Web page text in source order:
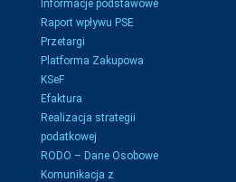
Informacje podstawowe
Raport wpływu PSE
Przetargi
Platforma Zakupowa
KSeF
Efaktura
Realizacja strategii
podatkowej
RODO – Dane Osobowe
Komunikacja z